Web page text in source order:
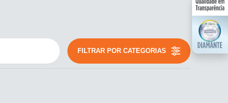
FILTRAR POR CATEGORIAS